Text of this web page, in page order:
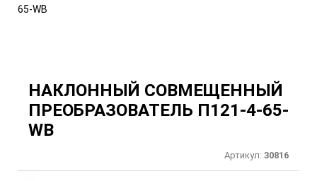
65-WB
НАКЛОННЫЙ СОВМЕЩЕННЫЙ
ПРЕОБРАЗОВАТЕЛЬ П121-4-65-
WB
Артикул: 30816